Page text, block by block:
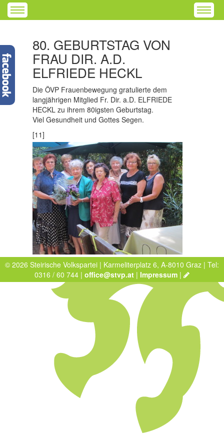
80. GEBURTSTAG VON
FRAU DIR. A.D.
ELFRIEDE HECKL
Die ÖVP Frauenbewegung gratulierte dem
langjährigen Mitglied Fr. Dir. a.D. ELFRIEDE
HECKL zu ihrem 80igsten Geburtstag.
Viel Gesundheit und Gottes Segen.
[11]
© 2026 Steirische Volkspartei | Karmeliterplatz 6, A-8010 Graz | Tel:
0316 / 60 744 | office@stvp.at | Impressum |